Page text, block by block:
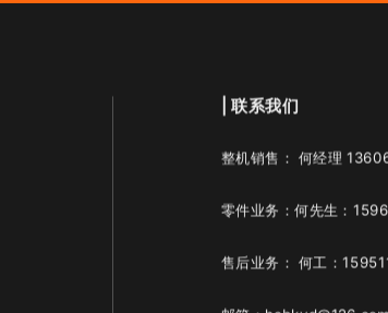
| 联系我们
整机销售： 何经理
零件业务：何先生：
售后业务： 何工：